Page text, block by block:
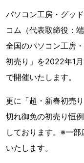
パソコン工房・グッ
コム（代表取締役：
全国のパソコン工房
初売り」を2022年1
で開催いたします。
更に「超・新春初売
切れ御免の初売り恒
しております。※一
いたします。